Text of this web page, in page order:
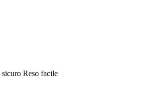
sicuro Reso facile